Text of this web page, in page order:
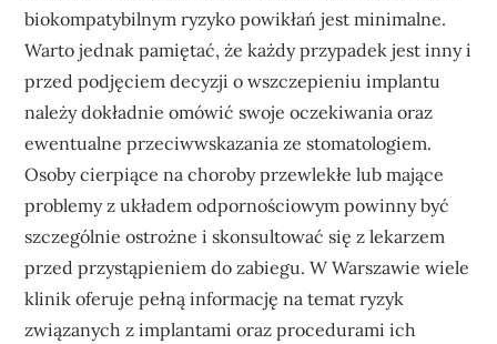
biokompatybilnym ryzyko powikłań jest minimalne.
Warto jednak pamiętać, że każdy przypadek jest inny i
przed podjęciem decyzji o wszczepieniu implantu
należy dokładnie omówić swoje oczekiwania oraz
ewentualne przeciwwskazania ze stomatologiem.
Osoby cierpiące na choroby przewlekłe lub mające
problemy z układem odpornościowym powinny być
szczególnie ostrożne i skonsultować się z lekarzem
przed przystąpieniem do zabiegu. W Warszawie wiele
klinik oferuje pełną informację na temat ryzyk
związanych z implantami oraz procedurami ich